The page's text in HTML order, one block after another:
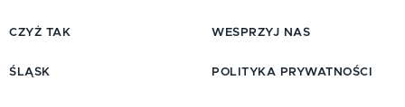
CZYŻ TAK
ŚLĄSK
WESPRZYJ NAS
POLITYKA PRYWATNOŚCI